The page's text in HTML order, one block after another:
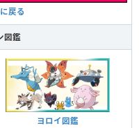
戻る
図鑑
ヨロイ図鑑